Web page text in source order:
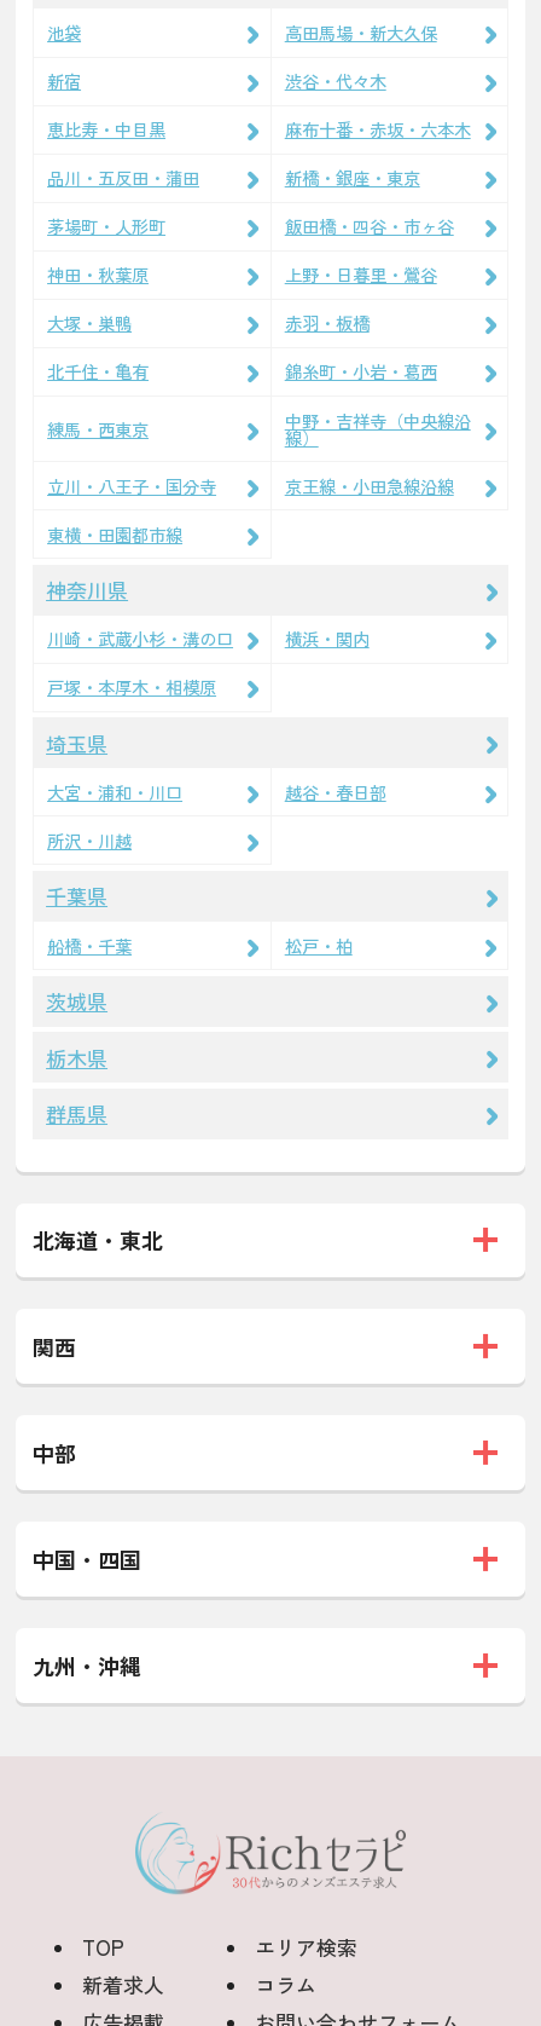
池袋
高田馬場・新大久保
新宿
渋谷・代々木
恵比寿・中目黒
麻布十番・赤坂・六本木
品川・五反田・蒲田
新橋・銀座・東京
茅場町・人形町
飯田橋・四谷・市ヶ谷
神田・秋葉原
上野・日暮里・鶯谷
大塚・巣鴨
赤羽・板橋
北千住・亀有
錦糸町・小岩・葛西
練馬・西東京 中野・吉祥寺（中央線沿
線）
立川・八王子・国分寺
京王線・小田急線沿線
東横・田園都市線
神奈川県
川崎・武蔵小杉・溝の口
横浜・関内
戸塚・本厚木・相模原
埼玉県
大宮・浦和・川口
越谷・春日部
所沢・川越
千葉県
船橋・千葉 松戸・柏
茨城県
栃木県
群馬県
北海道・東北
関西
中部
中国・四国
九州・沖縄
TOP
エリア検索
新着求人
コラム